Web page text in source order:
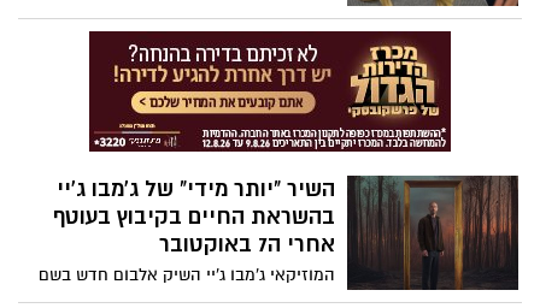
מקלנרי חולקת את חכמת החיים שלה. הגישה
הכנה שלה למשהו שעתיד, אם נודה בזה,
להשפיע על כונלו, היא משחררת כמו שהיא
קורעת לב. באופן מלא השראה היא מעודדת
אותנו להתאים את איך שאנחנו מתייחסים
לאבל. "אדם אבל הולך לצחוק שוב ולחייך
אבל זה לא אומר שהם התקדמו הלאה".
השיר "יותר מידי" של ג'מבו ג'יי
בהשראת החיים בקיבוץ בעוטף
אחרי ה7 באוקטובר
המוזיקאי ג'מבו ג'יי השיק אלבום חדש בשם
"הכל טוב", הזמין בכל פלטפורמות